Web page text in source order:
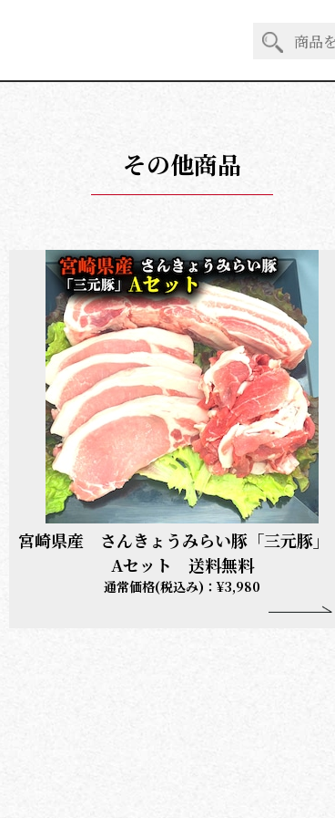
その他商品
宮崎県産 さんきょうみらい豚「三元豚」
Aセット 送料無料
通常価格(税込み)：¥3,980